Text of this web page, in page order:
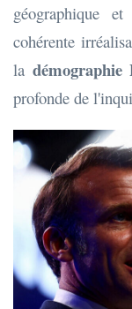
géographique
cohérente
la démographie
profonde de